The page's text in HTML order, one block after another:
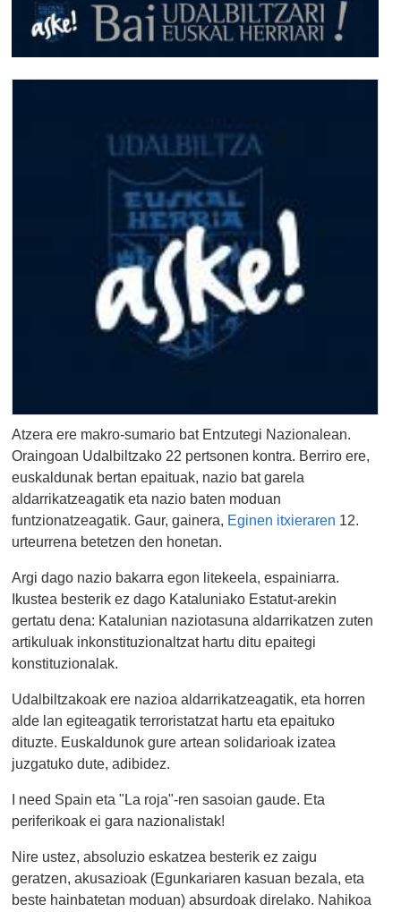
Atzera ere makro-sumario bat Entzutegi Nazionalean.
Oraingoan Udalbiltzako 22 pertsonen kontra. Berriro ere,
euskaldunak bertan epaituak, nazio bat garela
aldarrikatzeagatik eta nazio baten moduan
funtzionatzeagatik. Gaur, gainera, Eginen itxieraren 12.
urteurrena betetzen den honetan.
Argi dago nazio bakarra egon litekeela, espainiarra.
Ikustea besterik ez dago Kataluniako Estatut-arekin
gertatu dena: Katalunian naziotasuna aldarrikatzen zuten
artikuluak inkonstituzionaltzat hartu ditu epaitegi
konstituzionalak.
Udalbiltzakoak ere nazioa aldarrikatzeagatik, eta horren
alde lan egiteagatik terroristatzat hartu eta epaituko
dituzte. Euskaldunok gure artean solidarioak izatea
juzgatuko dute, adibidez.
I need Spain eta "La roja"-ren sasoian gaude. Eta
periferikoak ei gara nazionalistak!
Nire ustez, absoluzio eskatzea besterik ez zaigu
geratzen, akusazioak (Egunkariaren kasuan bezala, eta
beste hainbatetan moduan) absurdoak direlako. Nahikoa